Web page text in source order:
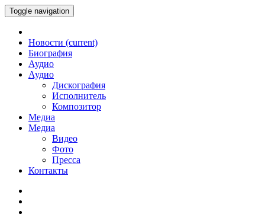
Toggle navigation
Новости (current)
Биография
Аудио
Аудио
Дискография
Исполнитель
Композитор
Медиа
Медиа
Видео
Фото
Пресса
Контакты